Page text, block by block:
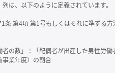
は、以下のように定義されています。
条 第4項 第1号もしくはそれに準ずる
者の数」÷「配偶者が出産した男性労
事業年度）の割合